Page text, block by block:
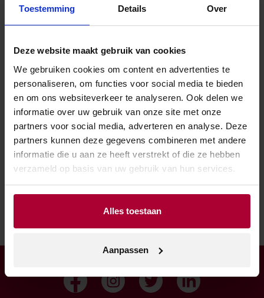
Toestemming Details Over
Deze website maakt gebruik van cookies
We gebruiken cookies om content en advertenties te
personaliseren, om functies voor social media te bieden
en om ons websiteverkeer te analyseren. Ook delen we
informatie over uw gebruik van onze site met onze
partners voor social media, adverteren en analyse. Deze
partners kunnen deze gegevens combineren met andere
informatie die u aan ze heeft verstrekt of die ze hebben
verzameld op basis van uw gebruik van hun services.
Alles toestaan
Aanpassen
Verkooppunt zoeken
Geen zakelijke klant? Vul dan uw plaatsnaam of
postcode in en vind het dichtstbijzijnde
verkooppunt.